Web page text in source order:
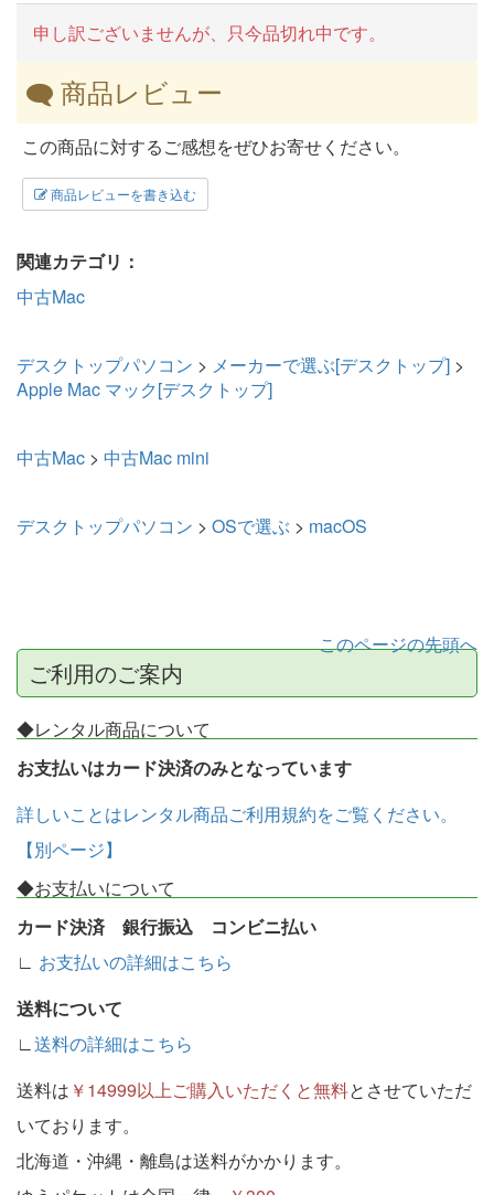
申し訳ございませんが、只今品切れ中です。
商品レビュー
この商品に対するご感想をぜひお寄せください。
商品レビューを書き込む
関連カテゴリ：
中古Mac
デスクトップパソコン > メーカーで選ぶ[デスクトップ] >
Apple Mac マック[デスクトップ]
中古Mac > 中古Mac mini
デスクトップパソコン > OSで選ぶ > macOS
このページの先頭へ
ご利用のご案内
◆レンタル商品について
お支払いはカード決済のみとなっています
詳しいことはレンタル商品ご利用規約をご覧ください。
【別ページ】
◆お支払いについて
カード決済 銀行振込 コンビニ払い
∟ お支払いの詳細はこちら
送料について
∟送料の詳細はこちら
送料は ￥14999以上ご購入いただくと無料とさせていただ
いております。
北海道・沖縄・離島は送料がかかります。